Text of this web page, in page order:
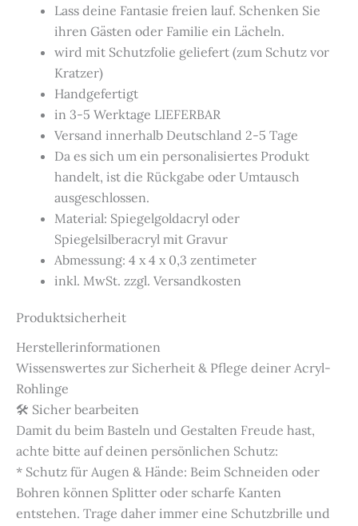
Lass deine Fantasie freien lauf. Schenken Sie
ihren Gästen oder Familie ein Lächeln.
wird mit Schutzfolie geliefert (zum Schutz vor
Kratzer)
Handgefertigt
in 3-5 Werktage LIEFERBAR
Versand innerhalb Deutschland 2-5 Tage
Da es sich um ein personalisiertes Produkt
handelt, ist die Rückgabe oder Umtausch
ausgeschlossen.
Material: Spiegelgoldacryl oder
Spiegelsilberacryl mit Gravur
Abmessung: 4 x 4 x 0,3 zentimeter
inkl. MwSt. zzgl. Versandkosten
Produktsicherheit
Herstellerinformationen
Wissenswertes zur Sicherheit & Pflege deiner Acryl-
Rohlinge
🛠️ Sicher bearbeiten
Damit du beim Basteln und Gestalten Freude hast,
achte bitte auf deinen persönlichen Schutz:
* Schutz für Augen & Hände: Beim Schneiden oder
Bohren können Splitter oder scharfe Kanten
entstehen. Trage daher immer eine Schutzbrille und